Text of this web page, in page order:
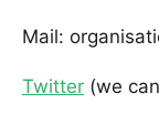
Mail:
Twitter (we